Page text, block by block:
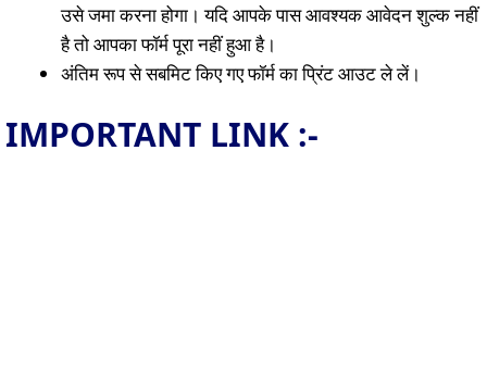
उसे जमा करना होगा। यदि आपके पास आवश्यक आवेदन शुल्क नहीं
है तो आपका फॉर्म पूरा नहीं हुआ है।
अंतिम रूप से सबमिट किए गए फॉर्म का प्रिंट आउट ले लें।
IMPORTANT LINK :-